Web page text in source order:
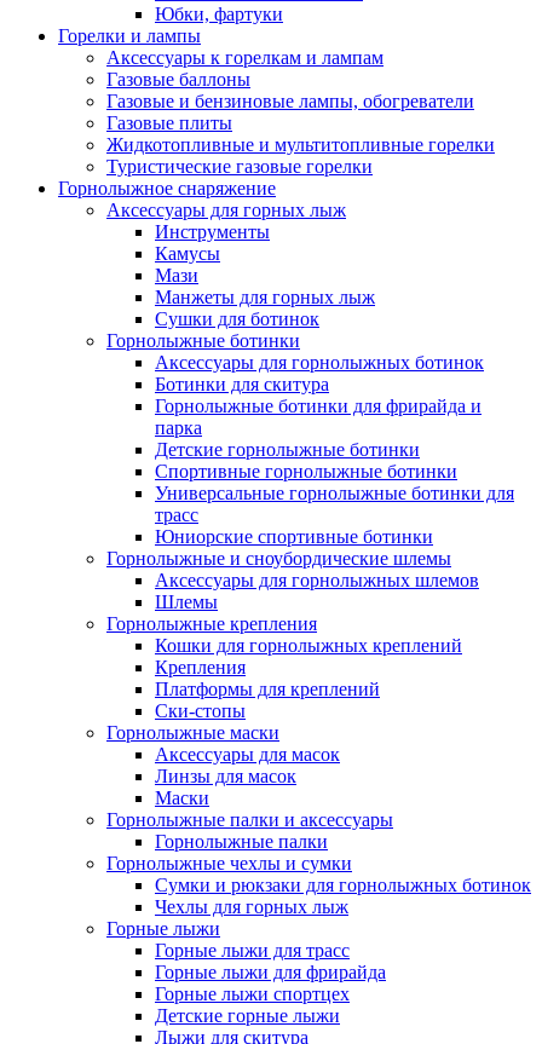
Юбки, фартуки
Горелки и лампы
Аксессуары к горелкам и лампам
Газовые баллоны
Газовые и бензиновые лампы, обогреватели
Газовые плиты
Жидкотопливные и мультитопливные горелки
Туристические газовые горелки
Горнолыжное снаряжение
Аксессуары для горных лыж
Инструменты
Камусы
Мази
Манжеты для горных лыж
Сушки для ботинок
Горнолыжные ботинки
Аксессуары для горнолыжных ботинок
Ботинки для скитура
Горнолыжные ботинки для фрирайда и
парка
Детские горнолыжные ботинки
Спортивные горнолыжные ботинки
Универсальные горнолыжные ботинки для
трасс
Юниорские спортивные ботинки
Горнолыжные и сноубордические шлемы
Аксессуары для горнолыжных шлемов
Шлемы
Горнолыжные крепления
Кошки для горнолыжных креплений
Крепления
Платформы для креплений
Ски-стопы
Горнолыжные маски
Аксессуары для масок
Линзы для масок
Маски
Горнолыжные палки и аксессуары
Горнолыжные палки
Горнолыжные чехлы и сумки
Сумки и рюкзаки для горнолыжных ботинок
Чехлы для горных лыж
Горные лыжи
Горные лыжи для трасс
Горные лыжи для фрирайда
Горные лыжи спортцех
Детские горные лыжи
Лыжи для скитура